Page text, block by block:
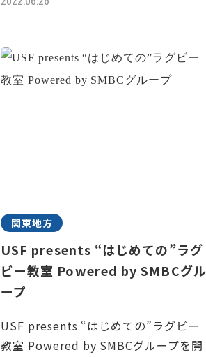
関東地方
USF presents “はじめての”ラグ
ビー教室 Powered by SMBCグル
ープ
USF presents “はじめての”ラグビー
教室 Powered by SMBCグループを開